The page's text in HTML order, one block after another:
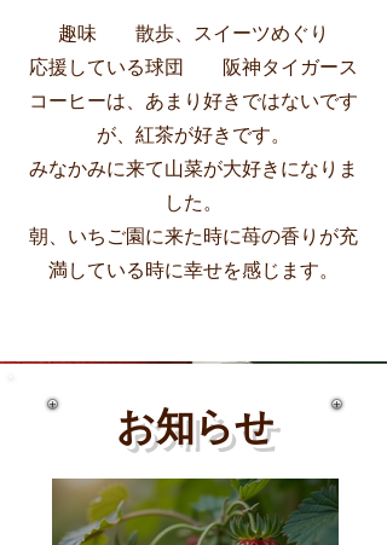
趣味 散歩、スイーツめぐり
応援している球団 阪神タイガース
コーヒーは、あまり好きではないです
が、紅茶が好きです。
​みなかみに来て山菜が大好きになりま
した。
​朝、いちご園に来た時に苺の香りが充
満している時に幸せを感じます。
お知らせ